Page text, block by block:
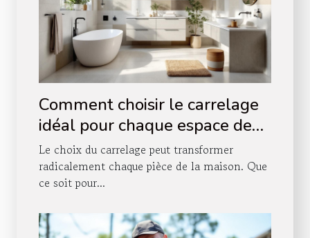
Comment choisir le carrelage
idéal pour chaque espace de
votre maison ?
Le choix du carrelage peut transformer
radicalement chaque pièce de la maison. Que
ce soit pour...